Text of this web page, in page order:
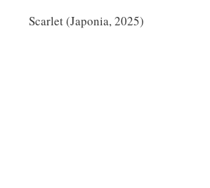
Scarlet (Japonia, 2025)